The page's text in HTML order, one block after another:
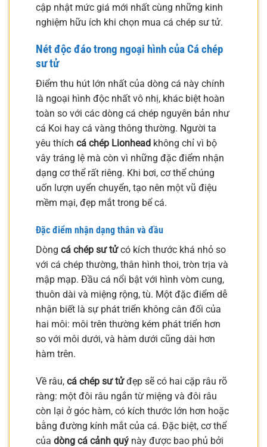
cập nhật mức giá mới nhất cùng những kinh
nghiệm hữu ích khi chọn mua cá chép sư tử.
Nét độc đáo trong ngoại hình của Cá chép
sư tử
Điểm thu hút lớn nhất của dòng cá này chính
là ngoại hình độc nhất vô nhị, khác biệt hoàn
toàn so với các dòng cá chép nguyên bản như
cá Koi hay cá vàng thông thường. Người ta
yêu thích cá chép Lionhead không chỉ vì bộ
vây tráng lệ mà còn vì những đặc điểm nhận
dạng cơ thể rất riêng. Khi bơi, cơ thể chúng
uốn lượn uyển chuyển, tạo nên một vũ điệu
mềm mại, đẹp mắt trong bể cá.
Đặc điểm nhận dạng thân và đầu
Dòng cá chép sư tửcó kích thước khá nhỏ so
với cá chép thường, thân hình thoi, tròn trịa và
mập mạp. Đầu cá nổi bật với hình vòm cung,
thuôn dài và miệng rộng, tù. Một đặc điểm dễ
nhận biết là sự phát triển không cân đối của
hai môi: môi trên thường kém phát triển hơn
so với môi dưới, và hàm dưới cũng dài hơn
hàm trên.
Về râu, cá chép sư tửđẹp sẽ có hai cặp râu rõ
ràng: một đôi râu ngắn từ miệng và đôi râu
còn lại ở góc hàm, có kích thước lớn hơn hoặc
bằng đường kính mắt của cá. Đặc biệt, cơ thể
của dòng cá cảnh quý này được bao phủ bởi